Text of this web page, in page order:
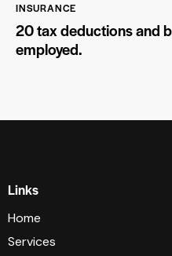
INSURANCE
20 tax deductions and
employed.
Links
Home
Services